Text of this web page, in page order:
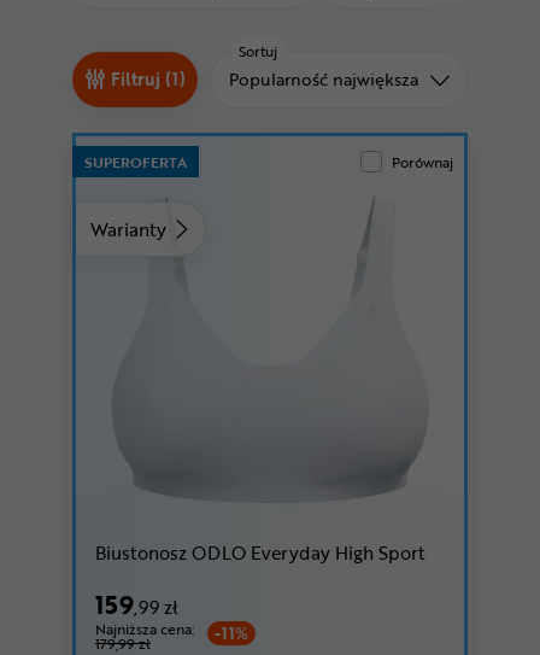
Odżywki
Nowości
Superoferta
Filtruj (1)
Sortuj
Sortuj od
Popularność największa
Warianty
SUPEROFERTA Porównaj
Biustonosz ODLO Everyday High Sport
159,99 zł
-11%
Najniższa cena:
179,99 zł